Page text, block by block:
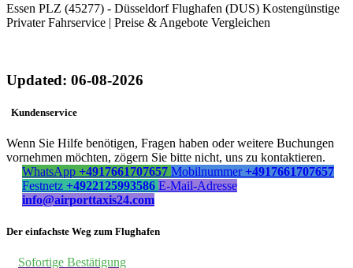
Essen PLZ (45277) - Düsseldorf Flughafen (DUS) Kostengünstige
Privater Fahrservice | Preise & Angebote Vergleichen
Updated: 06-08-2026
Kundenservice
Wenn Sie Hilfe benötigen, Fragen haben oder weitere Buchungen
vornehmen möchten, zögern Sie bitte nicht, uns zu kontaktieren.
WhatsApp +4917661707657 Mobilnummer +4917661707657
Festnetz +4922125993586 E-Mail-Adresse
info@airporttaxis24.com
Der einfachste Weg zum Flughafen
Sofortige Bestätigung